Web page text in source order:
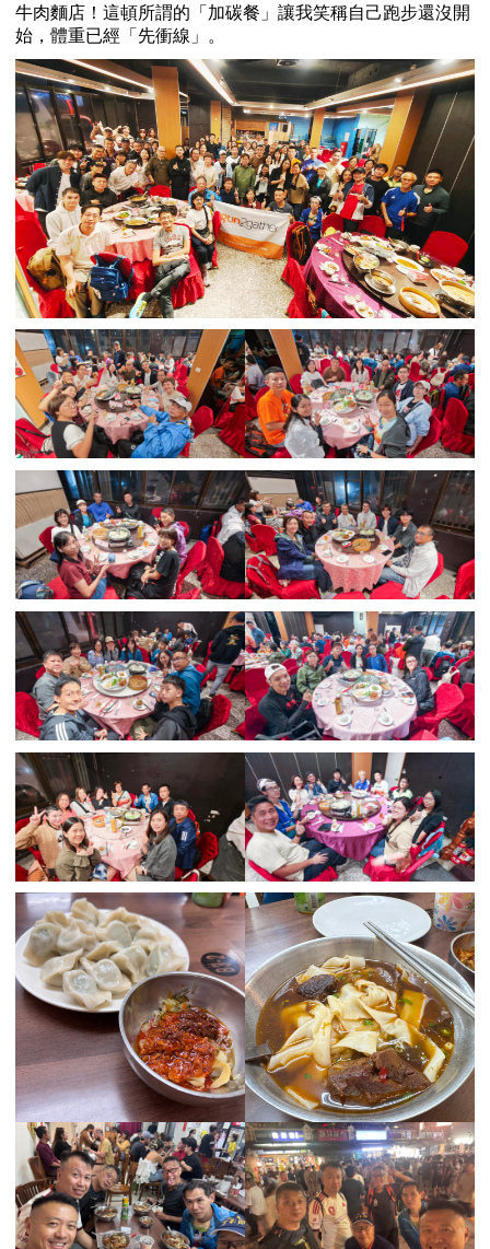
牛肉麵店！這頓所謂的「加碳餐」讓我笑稱自己跑步還沒開
始，體重已經「先衝線」。